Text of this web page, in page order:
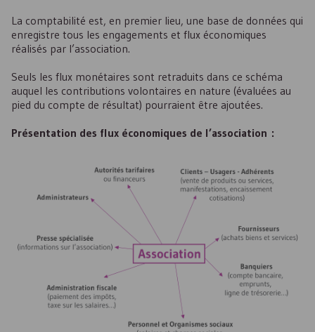
La comptabilité est, en premier lieu, une base de données qui
enregistre tous les engagements et flux économiques
réalisés par l’association.
Seuls les flux monétaires sont retraduits dans ce schéma
auquel les contributions volontaires en nature (évaluées au
pied du compte de résultat) pourraient être ajoutées.
Présentation des flux économiques de l’association :